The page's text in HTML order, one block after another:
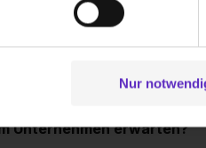
möglicherweise mit
separaten Aktivierung von
später noch im Einzelfall
Nur
Versicherungsfachwirt
Darüber hinaus leite ich seit
Unternehmen erwarten?